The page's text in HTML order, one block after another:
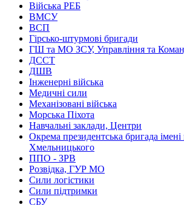
Війська РЕБ
ВМСУ
ВСП
Гірсько-штурмові бригади
ГШ та МО ЗСУ, Управління та
ДССТ
ДШВ
Інженерні війська
Медичні сили
Механізовані війська
Морська Піхота
Навчальні заклади, Центри
Окрема президентська бригада
Хмельницького
ППО - ЗРВ
Розвідка, ГУР МО
Сили логістики
Сили підтримки
СБУ